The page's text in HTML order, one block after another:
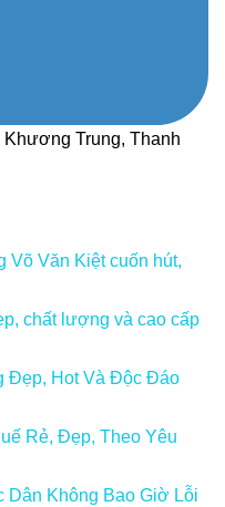
Trung, Thanh
Võ Văn Kiệt cuốn hút,
chất lượng và cao cấp
Đẹp, Hot Và Độc Đáo
Rẻ, Đẹp, Theo Yêu
Dân Không Bao Giờ Lỗi